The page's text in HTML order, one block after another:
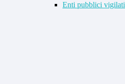
Enti pubblici vigilati